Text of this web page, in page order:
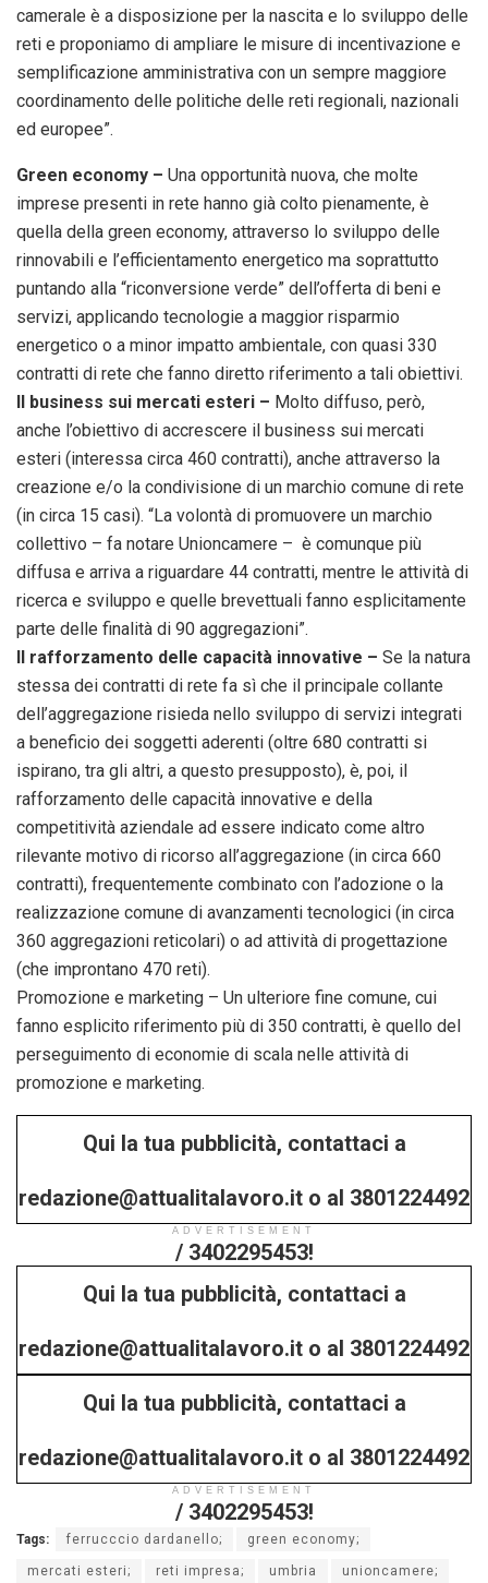
camerale è a disposizione per la nascita e lo sviluppo delle
reti e proponiamo di ampliare le misure di incentivazione e
semplificazione amministrativa con un sempre maggiore
coordinamento delle politiche delle reti regionali, nazionali
ed europee”.
Green economy – Una opportunità nuova, che molte
imprese presenti in rete hanno già colto pienamente, è
quella della green economy, attraverso lo sviluppo delle
rinnovabili e l’efficientamento energetico ma soprattutto
puntando alla “riconversione verde” dell’offerta di beni e
servizi, applicando tecnologie a maggior risparmio
energetico o a minor impatto ambientale, con quasi 330
contratti di rete che fanno diretto riferimento a tali obiettivi.
Il business sui mercati esteri – Molto diffuso, però,
anche l’obiettivo di accrescere il business sui mercati
esteri (interessa circa 460 contratti), anche attraverso la
creazione e/o la condivisione di un marchio comune di rete
(in circa 15 casi). “La volontà di promuovere un marchio
collettivo – fa notare Unioncamere – è comunque più
diffusa e arriva a riguardare 44 contratti, mentre le attività di
ricerca e sviluppo e quelle brevettuali fanno esplicitamente
parte delle finalità di 90 aggregazioni”.
Il rafforzamento delle capacità innovative – Se la natura
stessa dei contratti di rete fa sì che il principale collante
dell’aggregazione risieda nello sviluppo di servizi integrati
a beneficio dei soggetti aderenti (oltre 680 contratti si
ispirano, tra gli altri, a questo presupposto), è, poi, il
rafforzamento delle capacità innovative e della
competitività aziendale ad essere indicato come altro
rilevante motivo di ricorso all’aggregazione (in circa 660
contratti), frequentemente combinato con l’adozione o la
realizzazione comune di avanzamenti tecnologici (in circa
360 aggregazioni reticolari) o ad attività di progettazione
(che improntano 470 reti).
Promozione e marketing – Un ulteriore fine comune, cui
fanno esplicito riferimento più di 350 contratti, è quello del
perseguimento di economie di scala nelle attività di
promozione e marketing.
Qui la tua pubblicità, contattaci a
redazione@attualitalavoro.it o al 3801224492
/ 3402295453!
ADVERTISEMENT
Qui la tua pubblicità, contattaci a
redazione@attualitalavoro.it o al 3801224492
/ 3402295453!
Qui la tua pubblicità, contattaci a
redazione@attualitalavoro.it o al 3801224492
/ 3402295453!
ADVERTISEMENT
Tags: ferrucccio dardanello; green economy;
mercati esteri; reti impresa; umbria unioncamere;